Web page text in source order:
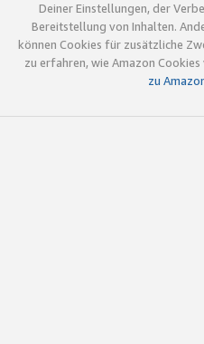
Deiner Einstellungen, der
Bereitstellung von Inhalten.
können Cookies für zusätzliche
zu erfahren, wie Amazon
zu